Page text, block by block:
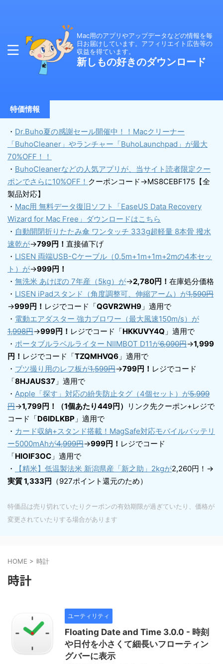
Mac用のアプリやアップデータなどの情報を毎
日お届けしています。アフィリエイト広告等の
収益を得ています。
新しもの好きのダウンロード
特価情報
・ Dr.Buho夏の感謝セール開催中！！Macクリーナー
「BuhoCleaner」やランチャー「BuhoLaunchpad」が最大
70%OFF！！
・ BuhoCleanerなどの人気アプリが、当サイト読者限定クー
ポンでさらに10%OFF！ クーポンコード→MS8CEBF175【全
製品対応】
・ Mac用 無料データ復旧ソフト「EaseUS Data Recovery
Wizard for Mac Free」ダウンロードはこちら
・ 自動開閉折りたたみ傘 ワンタッチ 333g超軽量 8本骨 撥水
速乾が→799円！ 直接値下げ
・ LISEN 両端USB-Cケーブル（0.5m+1m+1m+2mの4本セッ
ト）が→999円！
・ 無洗米 あけぼの 7年産（5kg）が→2,780円！ 在庫処分価格
・ LISEN iPadスタンド（角度調整可、伸縮アーム）が1,590円
→999円！ レジでコード「QGVR2WH9 」適用で
・ 電動エアダスター 強力ブロワー（最大風速150m/s）が
1,998円→999円！ レジでコード「HKKUVY4Q 」適用で
・ ポータブルラベルライター NIIMBOT D11が6,090円→1,999
円！ レジでコード「TZQMHVQ6 」適用で
・ ブツ撮り用のレフ板が1,599円→799円！ レジでコード
「8HJAUS37 」適用で
・ Apple「探す」対応の紛失防止タグ（4個セット）が5,999
円→1,799円！（1個あたり449円）
リンク先クーポン+レジで
コード「D6IDLKBP 」適用で
・ カード収納+スタンド搭載！MagSafe対応モバイルバッテリ
ー5000mAhが4,999円→999円！ レジでコード
「HIOIF3OC 」適用で
・
【精米】低温製法米 新潟県産「新之助」2kgが2,260円！→
実質 1,333円 （927ポイント還元のため）
特価品は売り切れていたりクーポンの有効期限が過ぎていたり、価格が
変更されていたりする場合があります
HOME > 時計
時計
ユーティリティ
Floating Date and Time 3.0.0 - 時刻
や日付を小さくて細長いフローティン
グバーに表示